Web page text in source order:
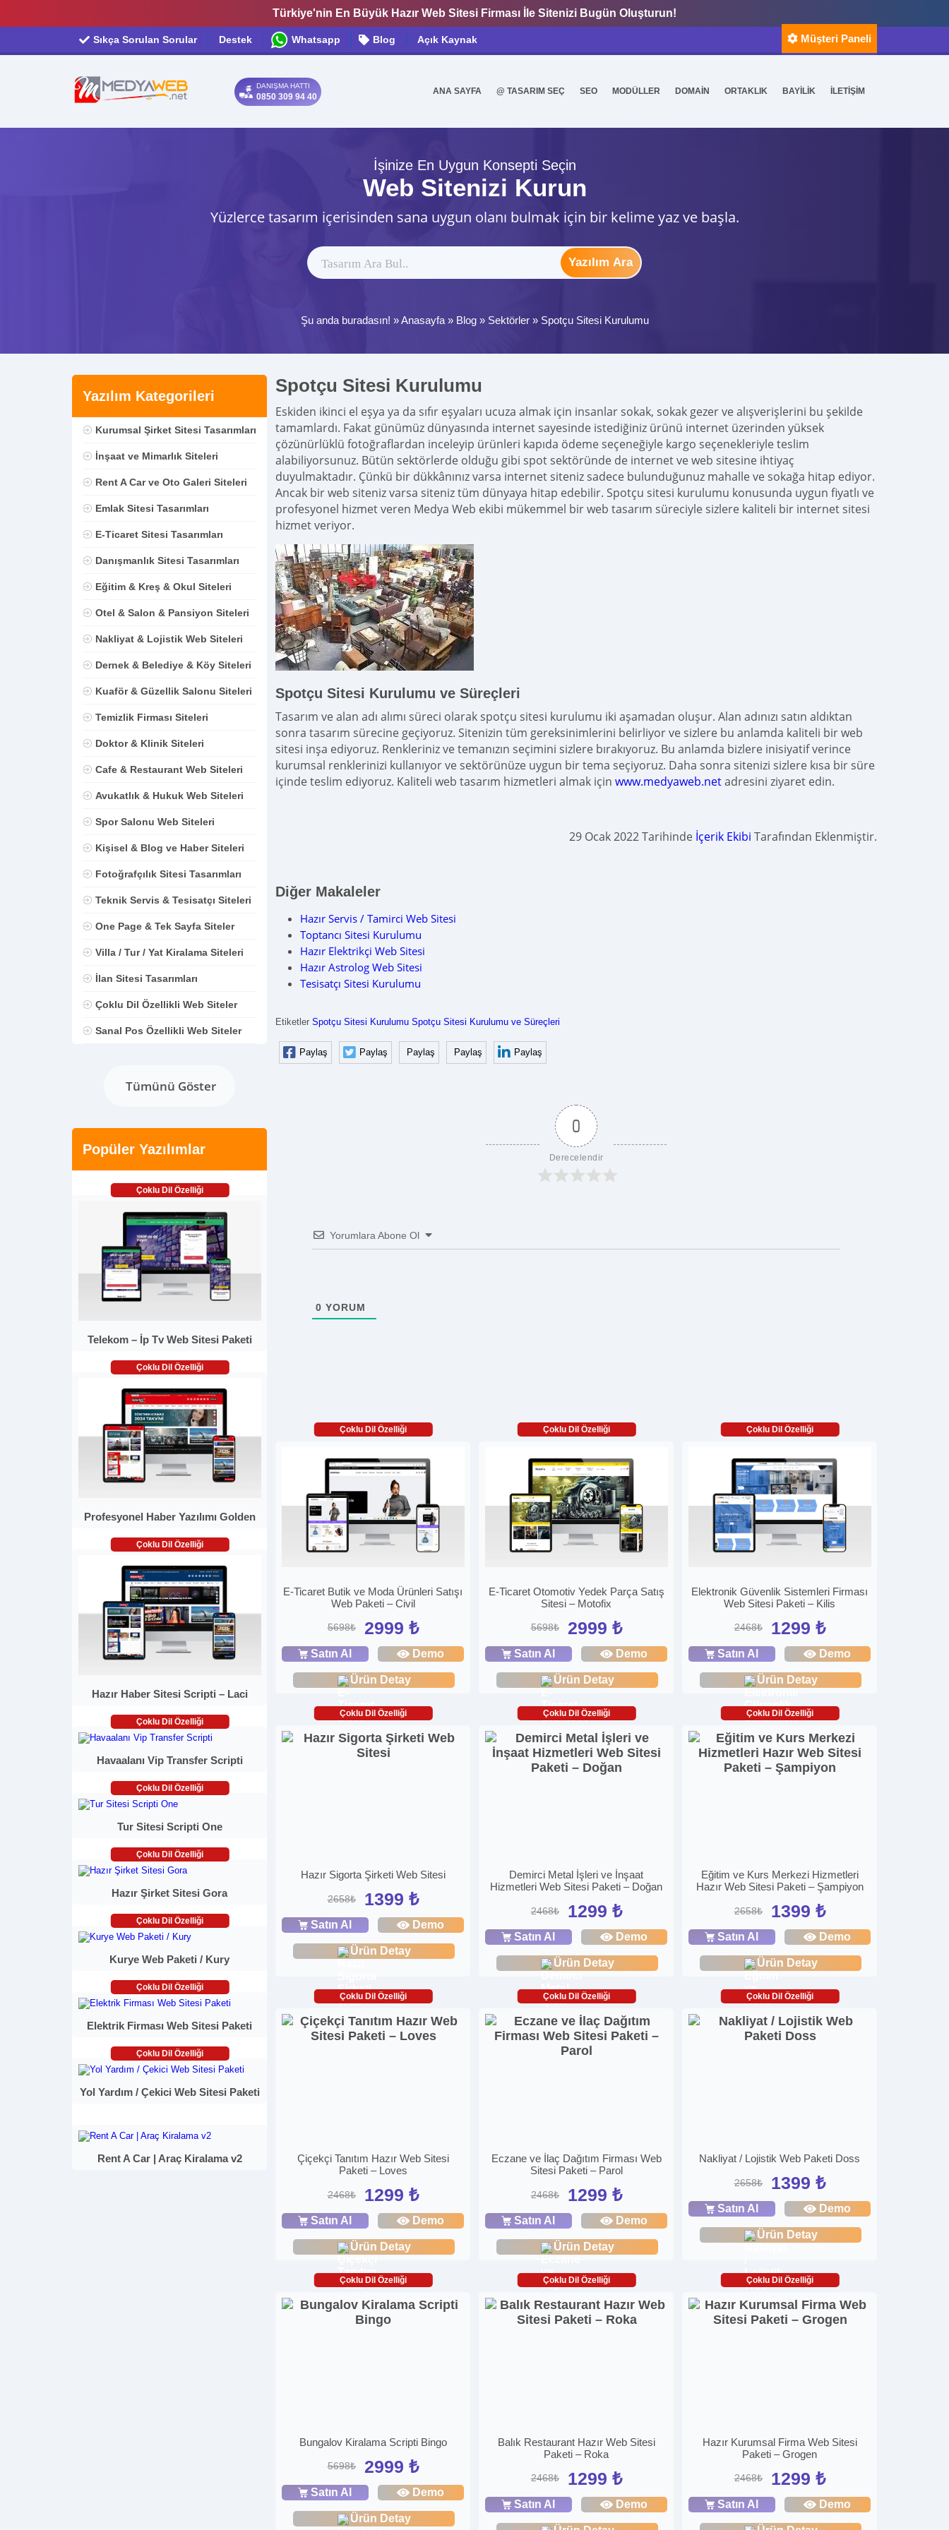
Türkiye'nin En Büyük Hazır Web Sitesi Firması İle Sitenizi Bugün Oluşturun!
Sıkça Sorulan Sorular Destek Whatsapp Blog Açık Kaynak Müşteri Paneli
DANIŞMA HATTI
0850 309 94 40
ANA SAYFA @ TASARIM SEÇ SEO MODÜLLER DOMAİN ORTAKLIK BAYİLİK İLETİŞİM
İşinize En Uygun Konsepti Seçin
Web Sitenizi Kurun
Yüzlerce tasarım içerisinden sana uygun olanı bulmak için bir kelime yaz ve başla.
Yazılım Ara
Şu anda buradasın! »Anasayfa» Blog» Sektörler» Spotçu Sitesi Kurulumu
Yazılım Kategorileri
Kurumsal Şirket Sitesi Tasarımları
İnşaat ve Mimarlık Siteleri
Rent A Car ve Oto Galeri Siteleri
Emlak Sitesi Tasarımları
E-Ticaret Sitesi Tasarımları
Danışmanlık Sitesi Tasarımları
Eğitim & Kreş & Okul Siteleri
Otel & Salon & Pansiyon Siteleri
Nakliyat & Lojistik Web Siteleri
Dernek & Belediye & Köy Siteleri
Kuaför & Güzellik Salonu Siteleri
Temizlik Firması Siteleri
Doktor & Klinik Siteleri
Cafe & Restaurant Web Siteleri
Avukatlık & Hukuk Web Siteleri
Spor Salonu Web Siteleri
Kişisel & Blog ve Haber Siteleri
Fotoğrafçılık Sitesi Tasarımları
Teknik Servis & Tesisatçı Siteleri
One Page & Tek Sayfa Siteler
Villa / Tur / Yat Kiralama Siteleri
İlan Sitesi Tasarımları
Çoklu Dil Özellikli Web Siteler
Sanal Pos Özellikli Web Siteler
Tümünü Göster
Popüler Yazılımlar
Çoklu Dil Özelliği
Telekom – İp Tv Web Sitesi Paketi
Çoklu Dil Özelliği
Profesyonel Haber Yazılımı Golden
Çoklu Dil Özelliği
Hazır Haber Sitesi Scripti – Laci
Çoklu Dil Özelliği
Havaalanı Vip Transfer Scripti
Çoklu Dil Özelliği
Tur Sitesi Scripti One
Çoklu Dil Özelliği
Hazır Şirket Sitesi Gora
Çoklu Dil Özelliği
Kurye Web Paketi / Kury
Çoklu Dil Özelliği
Elektrik Firması Web Sitesi Paketi
Çoklu Dil Özelliği
Yol Yardım / Çekici Web Sitesi Paketi
Rent A Car | Araç Kiralama v2
Spotçu Sitesi Kurulumu
Eskiden ikinci el eşya ya da sıfır eşyaları ucuza almak için insanlar sokak, sokak gezer ve alışverişlerini bu şekilde
tamamlardı. Fakat günümüz dünyasında internet sayesinde istediğiniz ürünü internet üzerinden yüksek
çözünürlüklü fotoğraflardan inceleyip ürünleri kapıda ödeme seçeneğiyle kargo seçenekleriyle teslim
alabiliyorsunuz. Bütün sektörlerde olduğu gibi spot sektöründe de internet ve web sitesine ihtiyaç
duyulmaktadır. Çünkü bir dükkânınız varsa internet siteniz sadece bulunduğunuz mahalle ve sokağa hitap ediyor.
Ancak bir web siteniz varsa siteniz tüm dünyaya hitap edebilir. Spotçu sitesi kurulumu konusunda uygun fiyatlı ve
profesyonel hizmet veren Medya Web ekibi mükemmel bir web tasarım süreciyle sizlere kaliteli bir internet sitesi
hizmet veriyor.
Spotçu Sitesi Kurulumu ve Süreçleri
Tasarım ve alan adı alımı süreci olarak spotçu sitesi kurulumu iki aşamadan oluşur. Alan adınızı satın aldıktan
sonra tasarım sürecine geçiyoruz. Sitenizin tüm gereksinimlerini belirliyor ve sizlere bu anlamda kaliteli bir web
sitesi inşa ediyoruz. Renkleriniz ve temanızın seçimini sizlere bırakıyoruz. Bu anlamda bizlere inisiyatif verince
kurumsal renklerinizi kullanıyor ve sektörünüze uygun bir tema seçiyoruz. Daha sonra sitenizi sizlere kısa bir süre
içinde teslim ediyoruz. Kaliteli web tasarım hizmetleri almak için www.medyaweb.netadresini ziyaret edin.
29 Ocak 2022 Tarihinde İçerik Ekibi Tarafından Eklenmiştir.
Diğer Makaleler
Hazır Servis / Tamirci Web Sitesi
Toptancı Sitesi Kurulumu
Hazır Elektrikçi Web Sitesi
Hazır Astrolog Web Sitesi
Tesisatçı Sitesi Kurulumu
Etiketler Spotçu Sitesi Kurulumu Spotçu Sitesi Kurulumu ve Süreçleri
Paylaş Paylaş Paylaş Paylaş Paylaş
0
Derecelendir
Yorumlara Abone Ol
0 YORUM
Çoklu Dil Özelliği
E-Ticaret Butik ve Moda Ürünleri Satışı
Web Paketi – Civil
5698₺ 2999 ₺
Satın Al Demo
Ürün Detay
Çoklu Dil Özelliği
E-Ticaret Otomotiv Yedek Parça Satış
Sitesi – Motofix
5698₺ 2999 ₺
Satın Al Demo
Ürün Detay
Çoklu Dil Özelliği
Elektronik Güvenlik Sistemleri Firması
Web Sitesi Paketi – Kilis
2468₺ 1299 ₺
Satın Al Demo
Ürün Detay
Çoklu Dil Özelliği
Hazır Sigorta Şirketi Web Sitesi
2658₺ 1399 ₺
Satın Al Demo
Ürün Detay
Çoklu Dil Özelliği
Demirci Metal İşleri ve İnşaat
Hizmetleri Web Sitesi Paketi – Doğan
2468₺ 1299 ₺
Satın Al Demo
Ürün Detay
Çoklu Dil Özelliği
Eğitim ve Kurs Merkezi Hizmetleri
Hazır Web Sitesi Paketi – Şampiyon
2658₺ 1399 ₺
Satın Al Demo
Ürün Detay
Çoklu Dil Özelliği
Çiçekçi Tanıtım Hazır Web Sitesi
Paketi – Loves
2468₺ 1299 ₺
Satın Al Demo
Ürün Detay
Çoklu Dil Özelliği
Eczane ve İlaç Dağıtım Firması Web
Sitesi Paketi – Parol
2468₺ 1299 ₺
Satın Al Demo
Ürün Detay
Çoklu Dil Özelliği
Nakliyat / Lojistik Web Paketi Doss
2658₺ 1399 ₺
Satın Al Demo
Ürün Detay
Çoklu Dil Özelliği
Bungalov Kiralama Scripti Bingo
5698₺ 2999 ₺
Satın Al Demo
Ürün Detay
Çoklu Dil Özelliği
Balık Restaurant Hazır Web Sitesi
Paketi – Roka
2468₺ 1299 ₺
Satın Al Demo
Çoklu Dil Özelliği
Hazır Kurumsal Firma Web Sitesi
Paketi – Grogen
2468₺ 1299 ₺
Satın Al Demo